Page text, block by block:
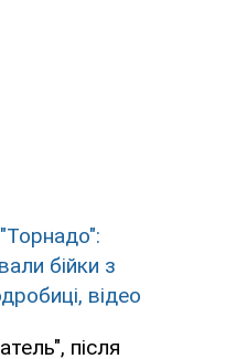
бійки з
відео
після